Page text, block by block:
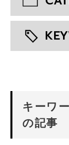
キーワ
の記事